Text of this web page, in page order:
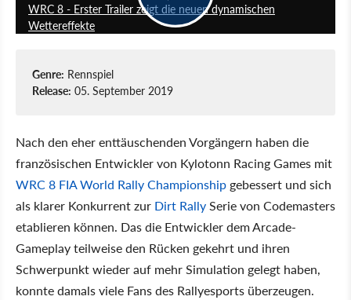
WRC 8 - Erster Trailer zeigt die neuen dynamischen
Wettereffekte
Genre: Rennspiel
Release: 05. September 2019
Nach den eher enttäuschenden Vorgängern haben die
französischen Entwickler von Kylotonn Racing Games mit
WRC 8 FIA World Rally Championship gebessert und sich
als klarer Konkurrent zur Dirt RallySerie von Codemasters
etablieren können. Das die Entwickler dem Arcade-
Gameplay teilweise den Rücken gekehrt und ihren
Schwerpunkt wieder auf mehr Simulation gelegt haben,
konnte damals viele Fans des Rallyesports überzeugen.